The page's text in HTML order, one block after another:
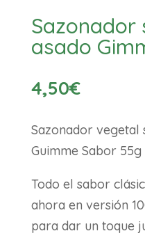
Sazonador
asado
4,50€
Sazonador
Guimme Sabor 55g
Todo el sabor
ahora en versión
para dar un toque